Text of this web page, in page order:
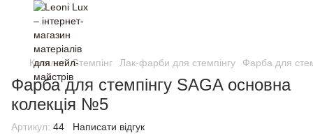
Каталог Стемпінг Лак-фарби для стемпінгу Фарба для
Фарба для стемпінгу SAGA основна
колекція №5
Артикул: 44 Написати відгук